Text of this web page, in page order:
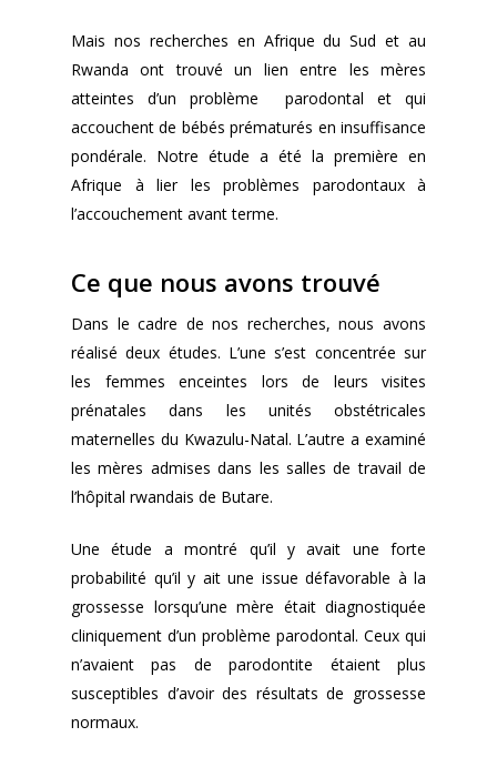
Mais nos recherches en Afrique du Sud et au
Rwanda ont trouvé un lien entre les mères
atteintes d’un problème parodontal et qui
accouchent de bébés prématurés en insuffisance
pondérale. Notre étude a été la première en
Afrique à lier les problèmes parodontaux à
l’accouchement avant terme.
Ce que nous avons trouvé
Dans le cadre de nos recherches, nous avons
réalisé deux études. L’une s’est concentrée sur
les femmes enceintes lors de leurs visites
prénatales dans les unités obstétricales
maternelles du Kwazulu-Natal. L’autre a examiné
les mères admises dans les salles de travail de
l’hôpital rwandais de Butare.
Une étude a montré qu’il y avait une forte
probabilité qu’il y ait une issue défavorable à la
grossesse lorsqu’une mère était diagnostiquée
cliniquement d’un problème parodontal. Ceux qui
n’avaient pas de parodontite étaient plus
susceptibles d’avoir des résultats de grossesse
normaux.